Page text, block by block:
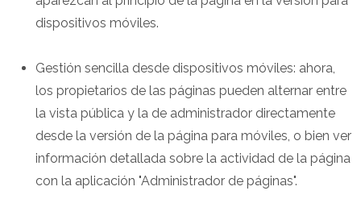
dispositivos móviles.
Gestión sencilla desde dispositivos móviles: ahora,
los propietarios de las páginas pueden alternar entre
la vista pública y la de administrador directamente
desde la versión de la página para móviles, o bien ver
información detallada sobre la actividad de la página
con la aplicación "Administrador de páginas".